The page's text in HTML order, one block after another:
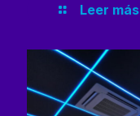
Leer más